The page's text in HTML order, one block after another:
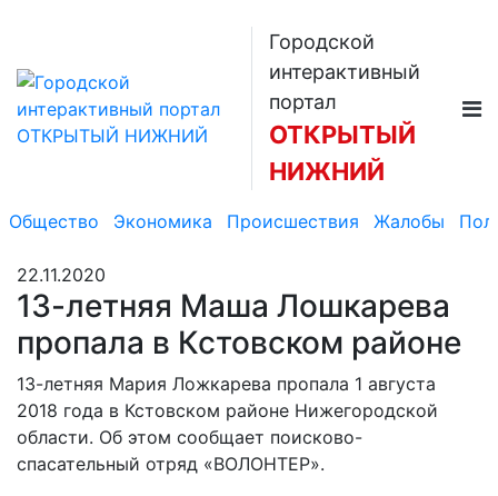
Городской
интерактивный
портал
ОТКРЫТЫЙ
НИЖНИЙ
Общество Экономика Происшествия Жалобы
22.11.2020
13-летняя Маша Лошкарева
пропала в Кстовском районе
13-летняя Мария Ложкарева пропала 1 августа
2018 года в Кстовском районе Нижегородской
области. Об этом сообщает поисково-
спасательный отряд «ВОЛОНТЕР».